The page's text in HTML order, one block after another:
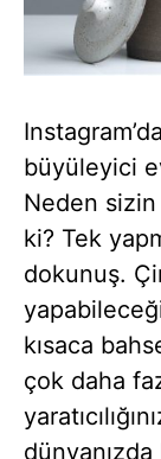
büyüleyici
Neden
ki? Tek
dokunuş.
kısaca
çok daha
dünyanızda